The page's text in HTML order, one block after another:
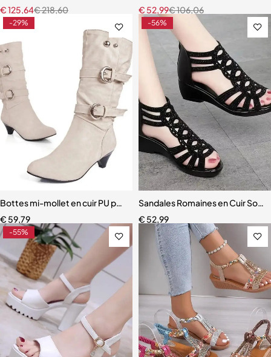
€218,60
€125,64
€106,06
€ 52,99
-29%
Bottes mi-mollet en cuir PU pour femmes, chaussures à enfiler
€ 59,79
-56%
Sandales Romaines en Cuir
€ 52,99
-55%